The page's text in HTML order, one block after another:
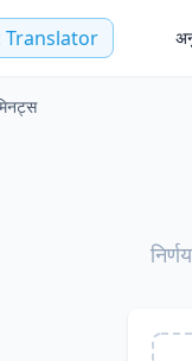
Translator